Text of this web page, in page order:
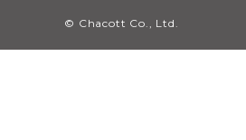
© Chacott Co., Ltd.